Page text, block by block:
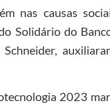
nas causas
Solidário do
2023